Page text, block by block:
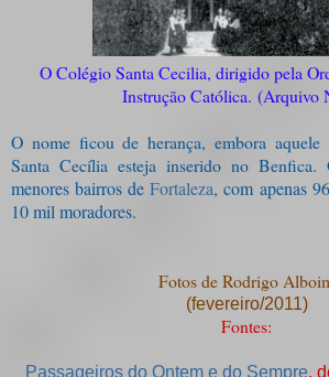
O Colégio Santa Cecilia, dirigido pela
Instrução Católica. (Arquivo
O nome ficou de herança, embora
Santa Cecília esteja inserido no Benfica.
menores bairros deFortaleza, com apenas
10 mil moradores.
Fotos de Rodrigo
(fevereiro/2011)
Fontes:
Passageiros do Ontem e do Sempre,